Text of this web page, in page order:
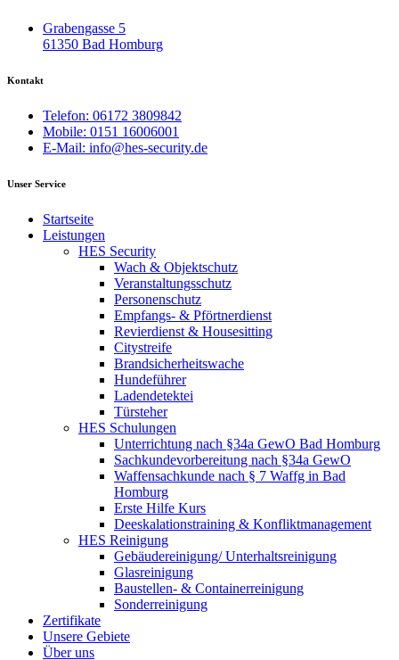
Grabengasse 5
61350 Bad Homburg
Kontakt
Telefon: 06172 3809842
Mobile: 0151 16006001
E-Mail: info@hes-security.de
Unser Service
Startseite
Leistungen
HES Security
Wach & Objektschutz
Veranstaltungsschutz
Personenschutz
Empfangs- & Pförtnerdienst
Revierdienst & Housesitting
Citystreife
Brandsicherheitswache
Hundeführer
Ladendetektei
Türsteher
HES Schulungen
Unterrichtung nach §34a GewO Bad Homburg
Sachkundevorbereitung nach §34a GewO
Waffensachkunde nach § 7 Waffg in Bad
Homburg
Erste Hilfe Kurs
Deeskalationstraining & Konfliktmanagement
HES Reinigung
Gebäudereinigung/ Unterhaltsreinigung
Glasreinigung
Baustellen- & Containerreinigung
Sonderreinigung
Zertifikate
Unsere Gebiete
Über uns